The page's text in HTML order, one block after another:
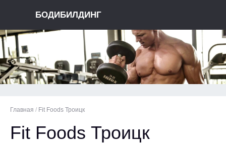
БОДИБИЛДИНГ
Главная / Fit Foods Троицк
Fit Foods Троицк